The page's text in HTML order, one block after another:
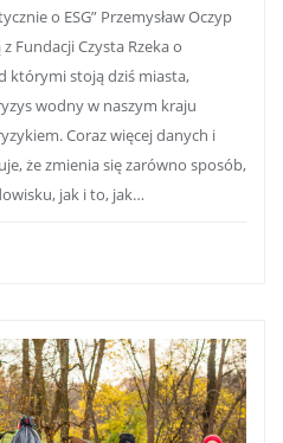
o ESG” Przemysław Oczyp
Fundacji Czysta Rzeka o
którymi stoją dziś miasta,
wodny w naszym kraju
Coraz więcej danych i
że zmienia się zarówno sposób,
jak i to, jak…